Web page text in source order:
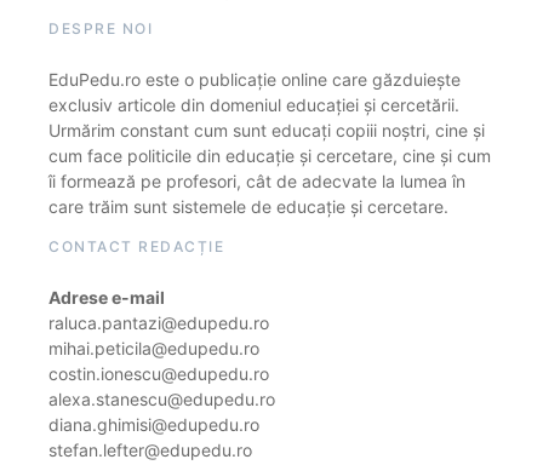
DESPRE NOI
EduPedu.ro este o publicație online care găzduiește
exclusiv articole din domeniul educației și cercetării.
Urmărim constant cum sunt educați copiii noștri, cine și
cum face politicile din educație și cercetare, cine și cum
îi formează pe profesori, cât de adecvate la lumea în
care trăim sunt sistemele de educație și cercetare.
CONTACT REDACȚIE
Adrese e-mail
raluca.pantazi@edupedu.ro
mihai.peticila@edupedu.ro
costin.ionescu@edupedu.ro
alexa.stanescu@edupedu.ro
diana.ghimisi@edupedu.ro
stefan.lefter@edupedu.ro